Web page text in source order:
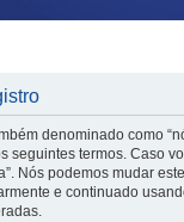
denominado como
seguintes termos. Caso
Nós podemos mudar
e continuado